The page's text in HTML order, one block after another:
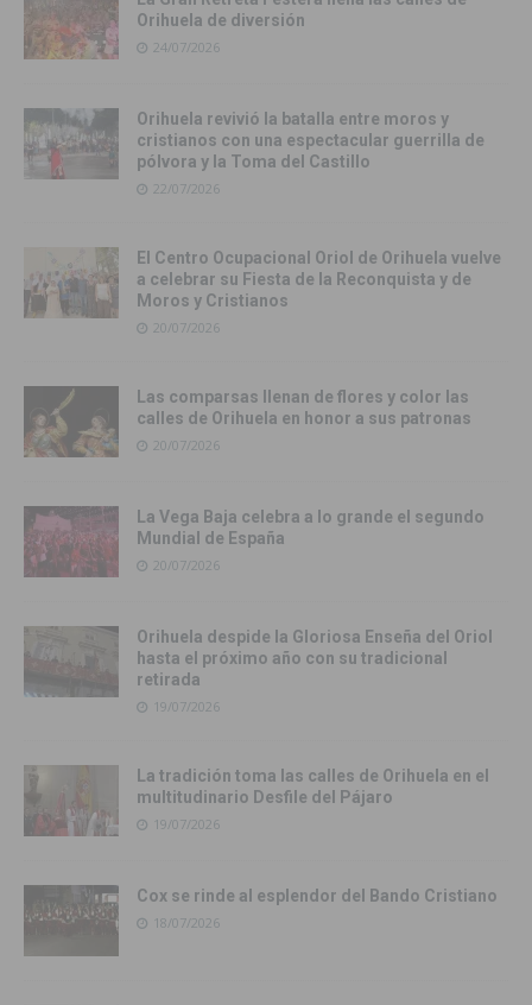
Orihuela de diversión
24/07/2026
Orihuela revivió la batalla entre moros y
cristianos con una espectacular guerrilla de
pólvora y la Toma del Castillo
22/07/2026
El Centro Ocupacional Oriol de Orihuela vuelve
a celebrar su Fiesta de la Reconquista y de
Moros y Cristianos
20/07/2026
Las comparsas llenan de flores y color las
calles de Orihuela en honor a sus patronas
20/07/2026
La Vega Baja celebra a lo grande el segundo
Mundial de España
20/07/2026
Orihuela despide la Gloriosa Enseña del Oriol
hasta el próximo año con su tradicional
retirada
19/07/2026
La tradición toma las calles de Orihuela en el
multitudinario Desfile del Pájaro
19/07/2026
Cox se rinde al esplendor del Bando Cristiano
18/07/2026